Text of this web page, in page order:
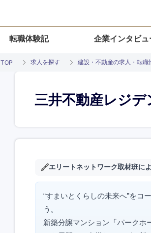
転職体験記 企業インタビュ
TOP 求人を探す 建設・不動産の求人・転職
三井不動産レジ
エリートネットワーク取材班に
“すまいとくらしの未来へ”をコ
う。
新築分譲マンション「パークホ